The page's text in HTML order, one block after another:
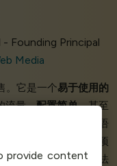
- Founding Principal
Media
。它是一个易于使用的
流量。配置简单，甚至
要感谢马特，他用法语
感谢马特！在使用这项
变慢的问题，变得无法
provide content